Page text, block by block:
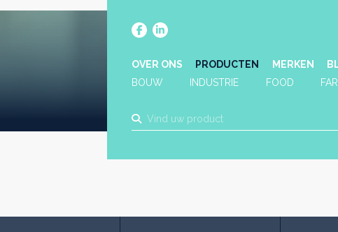
OVER ONS PRODUCTEN MERKEN
BOUW
INDUSTRIE FOOD